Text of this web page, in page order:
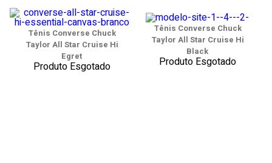
Tênis Converse Chuck
Taylor All Star Cruise Hi
Egret
Produto Esgotado
Tênis Converse Chuck
Taylor All Star Cruise Hi
Black
Produto Esgotado